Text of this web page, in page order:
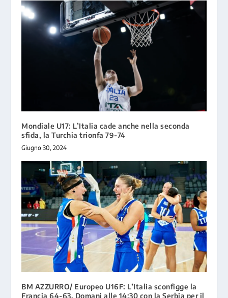
Mondiale U17: L’Italia cade anche nella seconda
sfida, la Turchia trionfa 79-74
Giugno 30, 2024
BM AZZURRO/ Europeo U16F: L’Italia sconfigge la
Francia 64-63. Domani alle 14:30 con la Serbia per il